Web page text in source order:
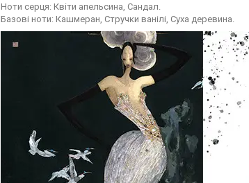
Ноти серця: Квіти апельсина, Сандал.
Базові ноти: Кашмеран, Стручки ванілі, Суха деревина.